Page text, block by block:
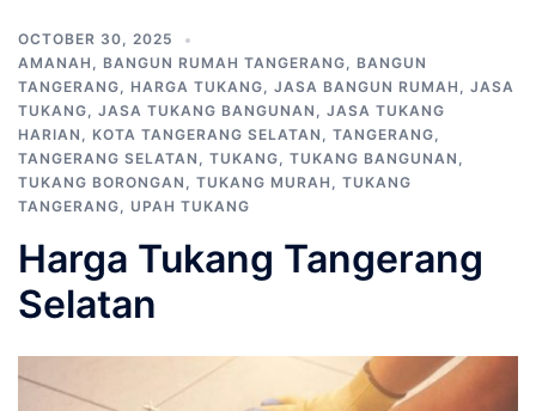
OCTOBER 30, 2025
AMANAH , BANGUN RUMAH TANGERANG, BANGUN
TANGERANG, HARGA TUKANG, JASA BANGUN RUMAH , JASA
TUKANG, JASA TUKANG BANGUNAN , JASA TUKANG
HARIAN , KOTA TANGERANG SELATAN , TANGERANG,
TANGERANG SELATAN , TUKANG, TUKANG BANGUNAN ,
TUKANG BORONGAN , TUKANG MURAH , TUKANG
TANGERANG, UPAH TUKANG
Harga Tukang Tangerang
Selatan